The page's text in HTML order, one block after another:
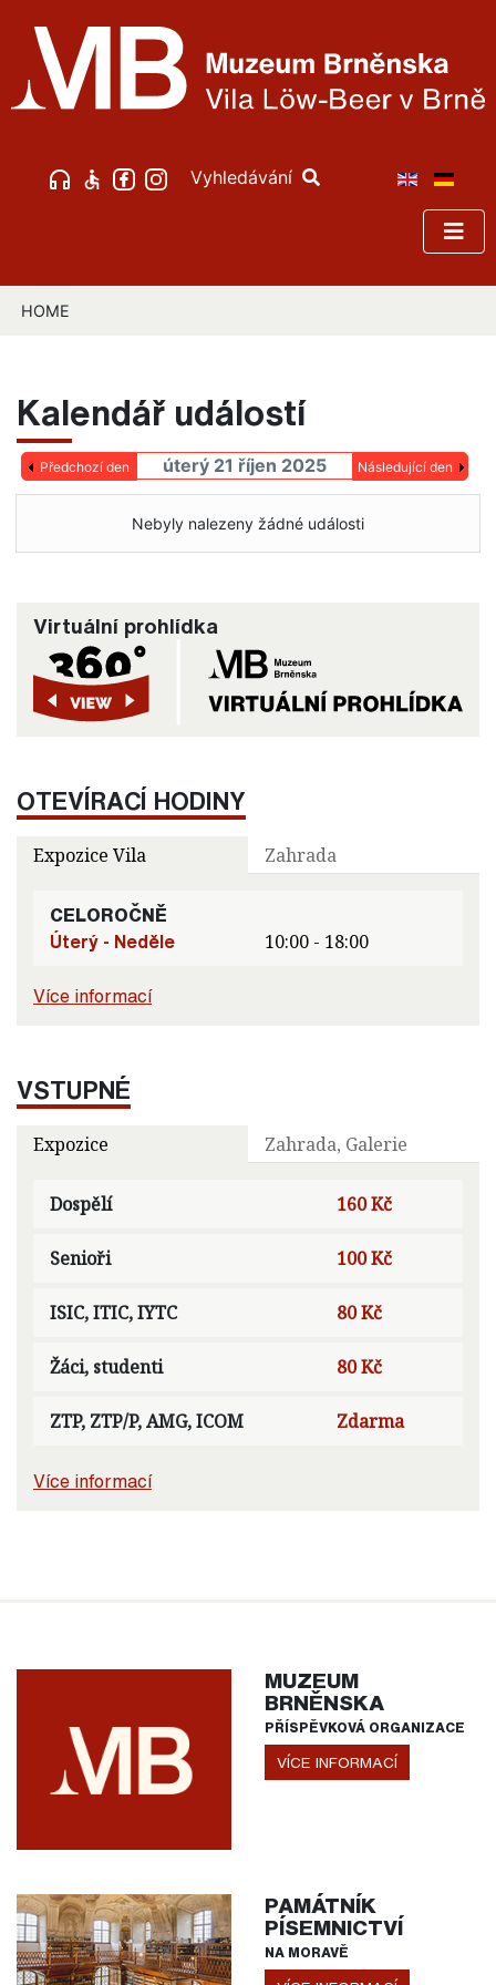
Vyhledávání
HOME
Kalendář událostí
Předchozí den úterý 21 říjen 2025 Následující den
Nebyly nalezeny žádné události
Virtuální prohlídka
OTEVÍRACÍ HODINY
Expozice Vila Zahrada
CELOROČNĚ
Úterý - Neděle
10:00 - 18:00
Více informací
VSTUPNÉ
Expozice Zahrada, Galerie
Dospělí 160 Kč
Senioři 100 Kč
ISIC, ITIC, IYTC 80 Kč
Žáci, studenti 80 Kč
ZTP, ZTP/P, AMG, ICOM Zdarma
Více informací
MUZEUM
BRNĚNSKA
PŘÍSPĚVKOVÁ ORGANIZACE
VÍCE INFORMACÍ
PAMÁTNÍK
PÍSEMNICTVÍ
NA MORAVĚ